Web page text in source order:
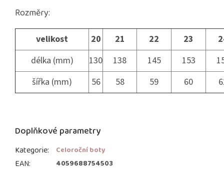
Rozměry:
velikost 20 21 22 23
délka (mm)
130 138 145 153
šířka (mm)
56 58 59 60
Doplňkové parametry
Kategorie: Celoroční boty
EAN: 4059688754503